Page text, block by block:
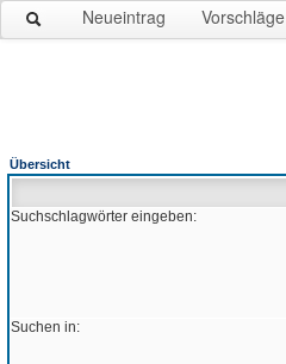
Neueintrag Vorschläge
Übersicht
Suchschlagwörter eingeben:
Suchen in: